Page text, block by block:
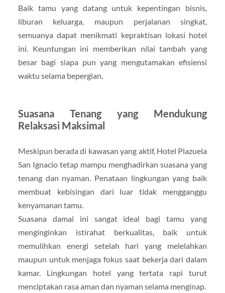
Baik tamu yang datang untuk kepentingan bisnis,
liburan keluarga, maupun perjalanan singkat,
semuanya dapat menikmati kepraktisan lokasi hotel
ini. Keuntungan ini memberikan nilai tambah yang
besar bagi siapa pun yang mengutamakan efisiensi
waktu selama bepergian.
Suasana Tenang yang Mendukung
Relaksasi Maksimal
Meskipun berada di kawasan yang aktif, Hotel Plazuela
San Ignacio tetap mampu menghadirkan suasana yang
tenang dan nyaman. Penataan lingkungan yang baik
membuat kebisingan dari luar tidak mengganggu
kenyamanan tamu.
Suasana damai ini sangat ideal bagi tamu yang
menginginkan istirahat berkualitas, baik untuk
memulihkan energi setelah hari yang melelahkan
maupun untuk menjaga fokus saat bekerja dari dalam
kamar. Lingkungan hotel yang tertata rapi turut
menciptakan rasa aman dan nyaman selama menginap.